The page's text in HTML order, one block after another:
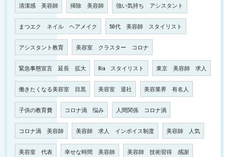
清潔感 美容師 掃除 美容師 強い気持ち アシスタント
まつエク ネイル ヘアメイク 50代 美容師 スタイリスト
アシスタント教育 美容室 クラスター コロナ
緊急事態宣言 延長 拡大 Ria スタイリスト 東京 美容師 求人
働きたくなる美容室 目黒 美容室 退社 美容業界 有名人
子供の教育費 コロナ渦 悩み 人間関係 コロナ渦
コロナ渦 美容師 美容師 求人 インボイス制度 美容師 人気
美容室 代表 幸せな時間 美容師 美容師 技術習得 感謝